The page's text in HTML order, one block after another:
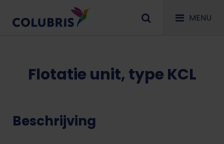
MENU
Flotatie unit, type KCL
Beschrijving